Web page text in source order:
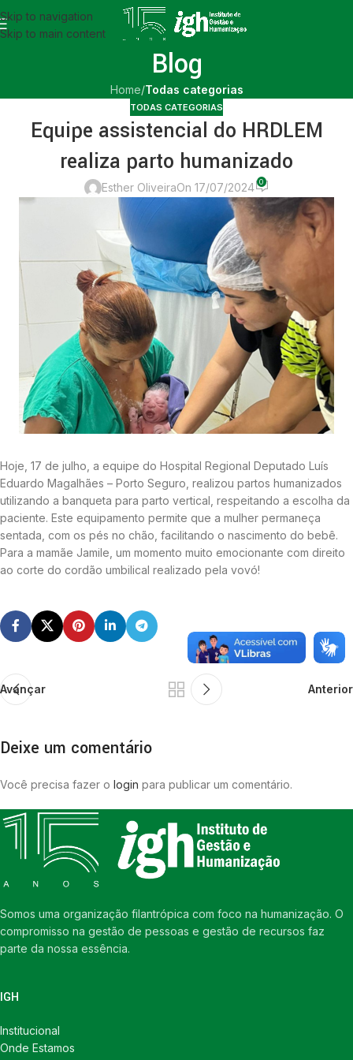
Skip to navigation
Skip to main content
Blog
Home/Todas categorias
TODAS CATEGORIAS
Equipe assistencial do HRDLEM
realiza parto humanizado
Esther OliveiraOn 17/07/2024 0
Hoje, 17 de julho, a equipe do Hospital Regional Deputado Luís
Eduardo Magalhães – Porto Seguro, realizou partos humanizados
utilizando a banqueta para parto vertical, respeitando a escolha da
paciente. Este equipamento permite que a mulher permaneça
sentada, com os pés no chão, facilitando o nascimento do bebê.
Para a mamãe Jamile, um momento muito emocionante com direito
ao corte do cordão umbilical realizado pela vovó!
Avançar Anterior
Deixe um comentário
Você precisa fazer o login para publicar um comentário.
Somos uma organização filantrópica com foco na humanização. O
compromisso na gestão de pessoas e gestão de recursos faz
parte da nossa essência.
IGH
Institucional
Onde Estamos